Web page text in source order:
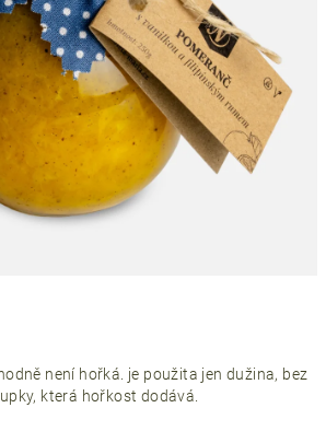
není hořká. je použita jen dužina, bez
která hořkost dodává.